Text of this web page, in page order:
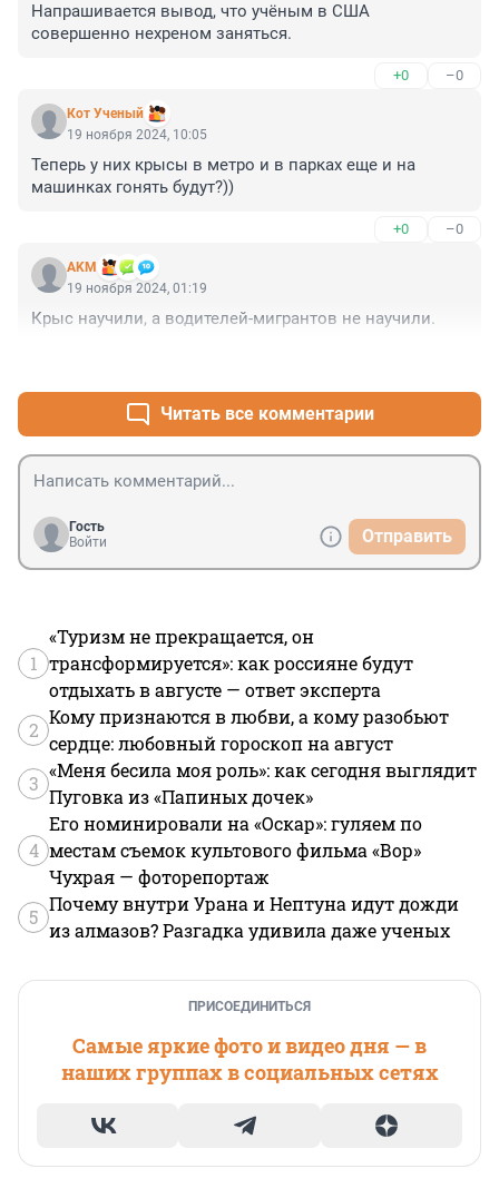
Напрашивается вывод, что учёным в США
совершенно нехреном заняться.
+0 –0
Кот Ученый
19 ноября 2024, 10:05
Теперь у них крысы в метро и в парках еще и на
машинках гонять будут?))
+0 –0
AKM
19 ноября 2024, 01:19
Крыс научили, а водителей-мигрантов не научили.
Читать все комментарии
Гость
Войти
Отправить
1
«Туризм не прекращается, он
трансформируется»: как россияне будут
отдыхать в августе — ответ эксперта
2
Кому признаются в любви, а кому разобьют
сердце: любовный гороскоп на август
3
«Меня бесила моя роль»: как сегодня выглядит
Пуговка из «Папиных дочек»
4
Его номинировали на «Оскар»: гуляем по
местам съемок культового фильма «Вор»
Чухрая — фоторепортаж
5
Почему внутри Урана и Нептуна идут дожди
из алмазов? Разгадка удивила даже ученых
ПРИСОЕДИНИТЬСЯ
Самые яркие фото и видео дня — в
наших группах в социальных сетях